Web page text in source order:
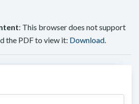
: This browser does not support
the PDF to view it: Download.